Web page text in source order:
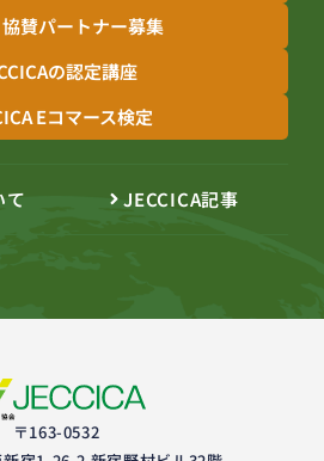
賛パートナー募集
の認定講座
Eコマース検定
て JECCICA記事
会
〒163-0532